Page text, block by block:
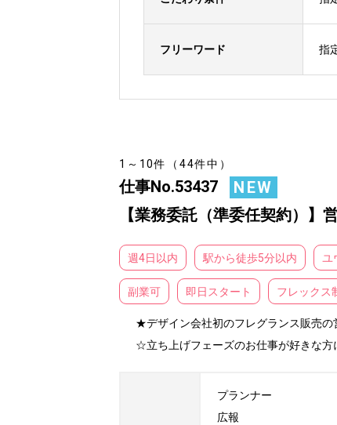
フリーワード 指
1～10件（44件中）
仕事No.53437
NEW
【業務委託（準委任契約）
週4日以内 駅から徒歩5分以内 ユ
副業可 即日スタート フレックス
★デザイン会社初のフレグランス販売の
☆立ち上げフェーズのお仕事が好きな方
プランナー
広報